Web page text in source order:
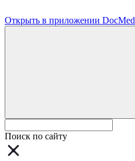
Открыть в приложении DocMed
Поиск по сайту